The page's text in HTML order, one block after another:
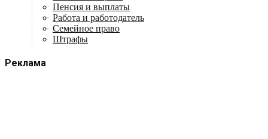
Пенсия и выплаты
Работа и работодатель
Семейное право
Штрафы
Реклама